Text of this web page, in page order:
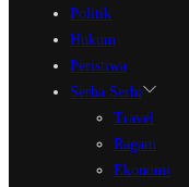
Politik
Hukum
Peristiwa
Serba Serbi
Travel
Ragam
Ekonomi